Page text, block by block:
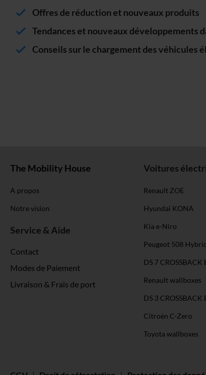
Offres de réduction et nouveaux produits
Tendances et nouveaux développements
Conseils sur le chargement des véhicules
The Mobility House
A propos
Notre vision
Service & Aide
Contact
Modes de Paiement
Livraison & Frais de port
Voitures
Renault ZOE
Hyundai KONA
Kia e-Niro
Peugeot 508
DS 7 CROSSBACK
Renault wallboxes
DS 3 CROSSBACK
Citroën C-Zero
Toyota wallboxes